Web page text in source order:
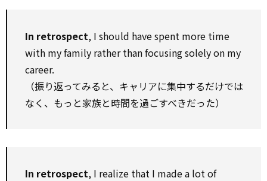
In retrospect, I should have spent more time
with my family rather than focusing solely on my
career.
（振り返ってみると、キャリアに集中するだけでは
なく、もっと家族と時間を過ごすべきだった）
In retrospect, I realize that I made a lot of